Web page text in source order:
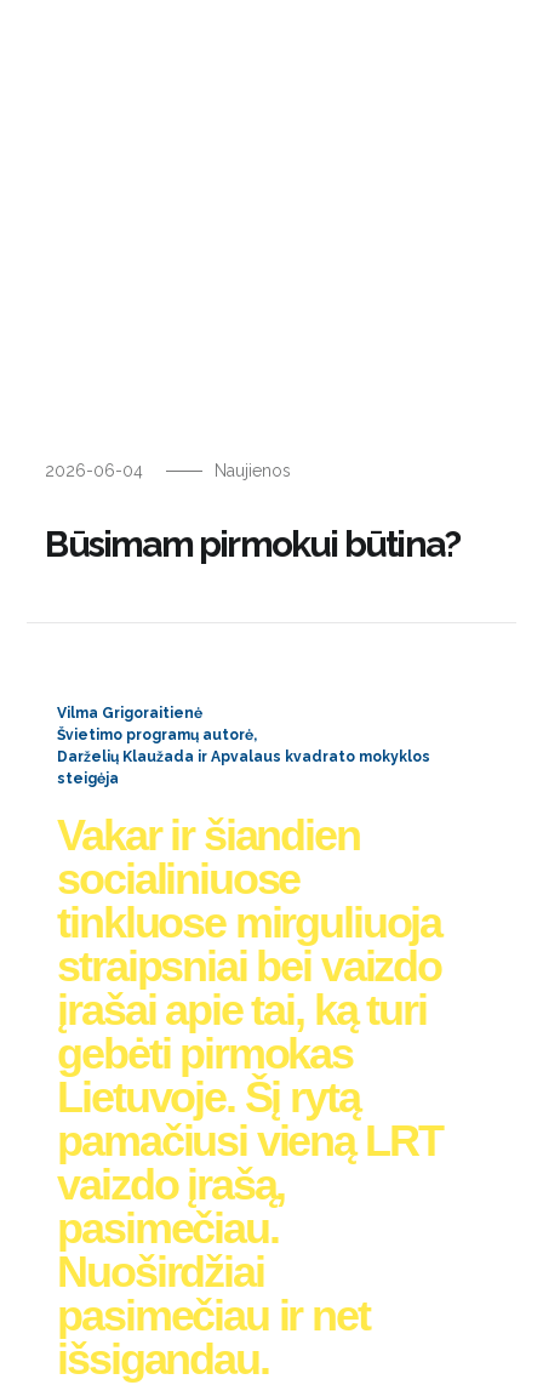
2026-06-04 Naujienos
Būsimam pirmokui būtina?
Vilma Grigoraitienė
Švietimo programų autorė,
Darželių Klaužada ir Apvalaus kvadrato mokyklos
steigėja
Vakar ir šiandien
socialiniuose
tinkluose mirguliuoja
straipsniai bei vaizdo
įrašai apie tai, ką turi
gebėti pirmokas
Lietuvoje. Šį rytą
pamačiusi vieną LRT
vaizdo įrašą,
pasimečiau.
Nuoširdžiai
pasimečiau ir net
išsigandau.